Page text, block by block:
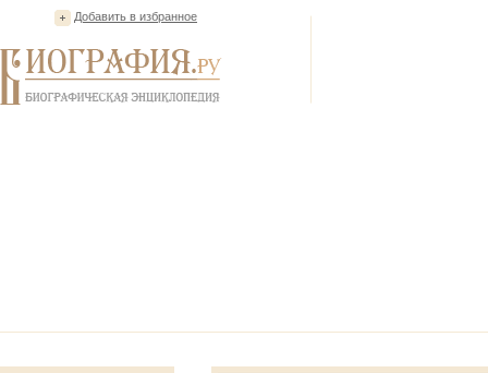
Добавить в избранное